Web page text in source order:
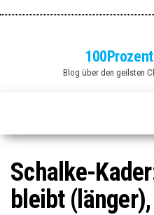
Blog über den geilsten
Schalke-
bleibt